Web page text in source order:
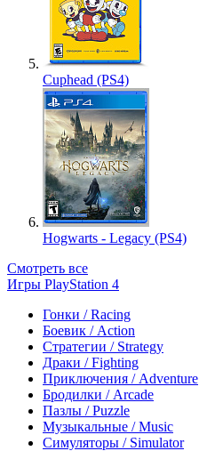
Cuphead (PS4)
Hogwarts - Legacy (PS4)
Смотреть все
Игры PlayStation 4
Гонки / Racing
Боевик / Action
Стратегии / Strategy
Драки / Fighting
Приключения / Adventure
Бродилки / Arcade
Пазлы / Puzzle
Музыкальные / Music
Симуляторы / Simulator